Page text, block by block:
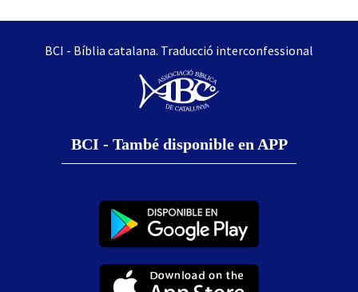
BCI - Bíblia catalana. Traducció interconfessional
BCI - També disponible en APP